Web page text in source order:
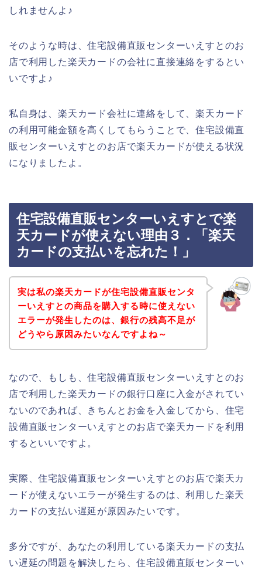
しれませんよ♪
そのような時は、住宅設備直販センターいえすとのお
店で利用した楽天カードの会社に直接連絡をするとい
いですよ♪
私自身は、楽天カード会社に連絡をして、楽天カード
の利用可能金額を高くしてもらうことで、住宅設備直
販センターいえすとのお店で楽天カードが使える状況
になりましたよ。
住宅設備直販センターいえすとで楽
天カードが使えない理由３．「楽天
カードの支払いを忘れた！」
実は私の楽天カードが住宅設備直販センタ
ーいえすとの商品を購入する時に使えない
エラーが発生したのは、銀行の残高不足が
どうやら原因みたいなんですよね～
なので、もしも、住宅設備直販センターいえすとのお
店で利用した楽天カードの銀行口座に入金がされてい
ないのであれば、きちんとお金を入金してから、住宅
設備直販センターいえすとのお店で楽天カードを利用
するといいですよ。
実際、住宅設備直販センターいえすとのお店で楽天カ
ードが使えないエラーが発生するのは、利用した楽天
カードの支払い遅延が原因みたいです。
多分ですが、あなたの利用している楽天カードの支払
い遅延の問題を解決したら、住宅設備直販センターい